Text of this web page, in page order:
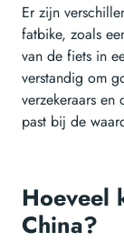
Er zijn
fatbike, zoals
van de fiets in
verstandig om
verzekeraars
past bij de
Hoeveel
China?